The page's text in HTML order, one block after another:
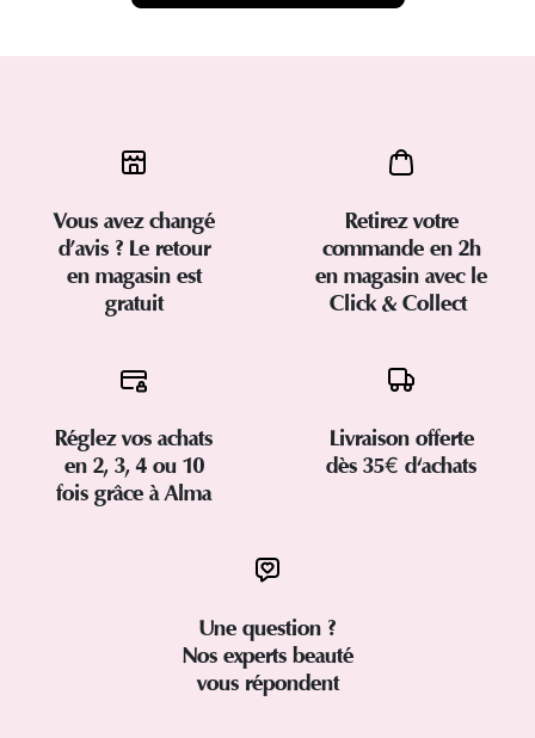
Vous avez changé
d’avis ? Le retour
en magasin est
gratuit
Retirez votre
commande en 2h
en magasin avec le
Click & Collect
Réglez vos achats
en 2, 3, 4 ou 10
fois grâce à Alma
Livraison offerte
dès 35€ d'achats
Une question ?
Nos experts beauté
vous répondent